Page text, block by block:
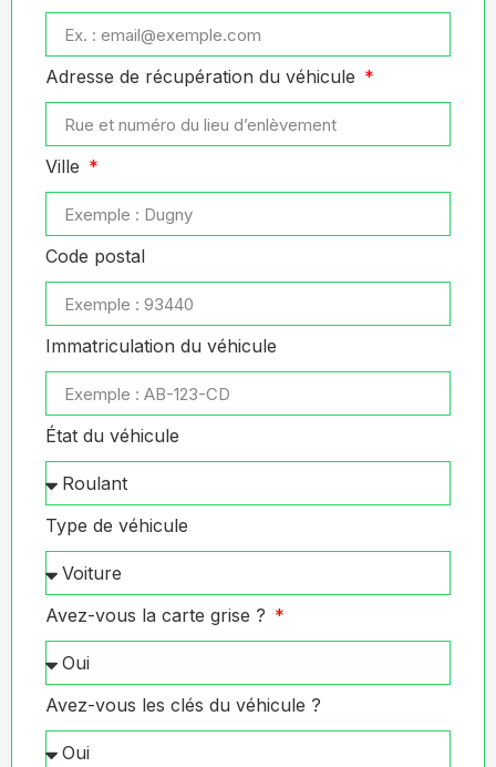
Adresse de récupération du véhicule
Ville
Code postal
Immatriculation du véhicule
État du véhicule
Type de véhicule
Avez-vous la carte grise ?
Avez-vous les clés du véhicule ?